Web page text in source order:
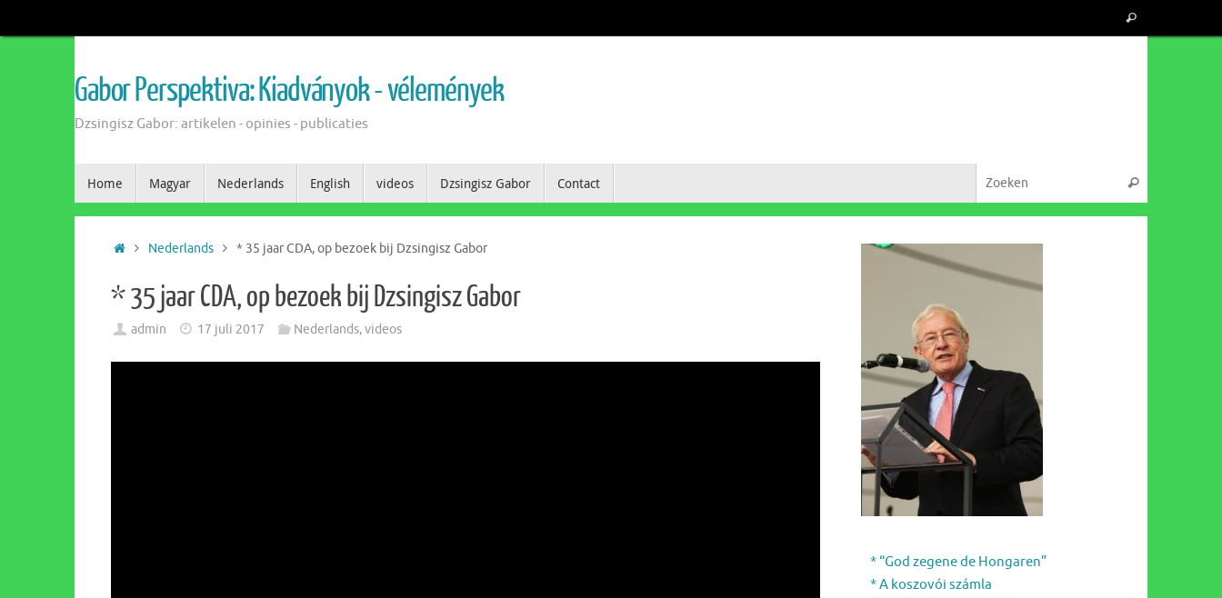
Gabor Perspektiva: Kiadványok - vélemények
Dzsingisz Gabor: artikelen - opinies - publicaties
Home Magyar Nederlands English videos Dzsingisz Gabor Contact
Nederlands * 35 jaar CDA, op bezoek bij Dzsingisz Gabor
* 35 jaar CDA, op bezoek bij Dzsingisz Gabor
admin 17 juli 2017 Nederlands,videos
* “God zegene de Hongaren”
* A koszovói számla